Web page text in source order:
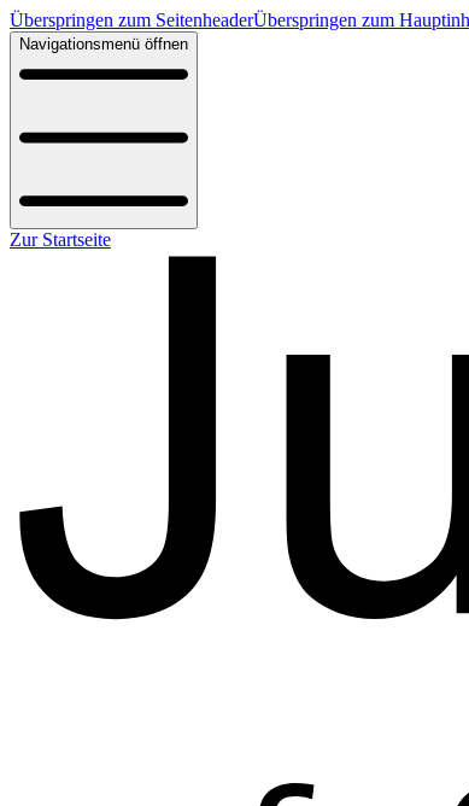
Überspringen zum SeitenheaderÜberspringen zum
Navigationsmenü öffnen
Zur Startseite